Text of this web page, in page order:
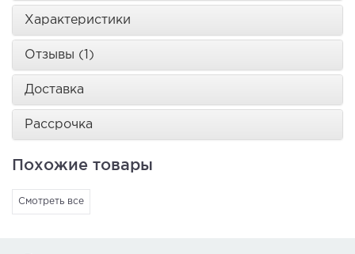
Характеристики
Отзывы (1)
Доставка
Рассрочка
Похожие товары
Смотреть все